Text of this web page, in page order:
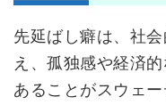
先延ばし癖は、社
え、孤独感や経済
あることがスウェ